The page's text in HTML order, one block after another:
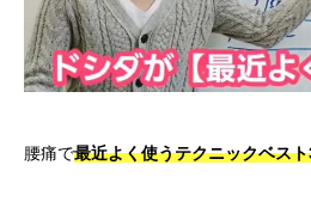
腰痛で最近よく使うテクニックベス